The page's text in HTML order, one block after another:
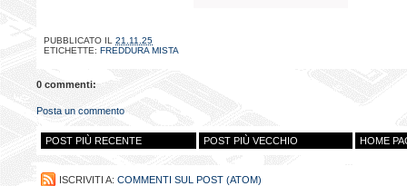
PUBBLICATO IL 21.11.25
ETICHETTE: FREDDURA MISTA
0 commenti:
Posta un commento
POST PIÙ RECENTE POST PIÙ VECCHIO HOME
ISCRIVITI A: COMMENTI SUL POST (ATOM)